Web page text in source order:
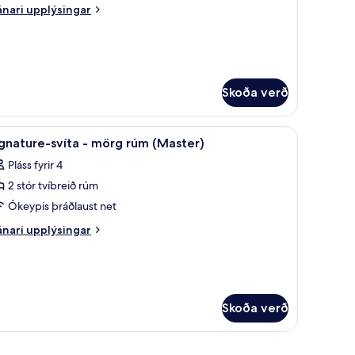
upplýsingar
Skoða verð
sjónvarp. Rúmföt af bestu gerð, öryggishólf í
9 svíta - mörg rúm (Master)
Pláss fyrir 4
2 stór tvíbreið rúm
Ókeypis þráðlaust net
upplýsingar
Skoða verð